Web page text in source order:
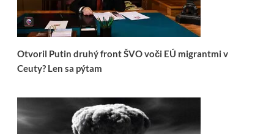
Otvoril Putin druhý front ŠVO voči EÚ migrantmi v
Ceuty? Len sa pýtam